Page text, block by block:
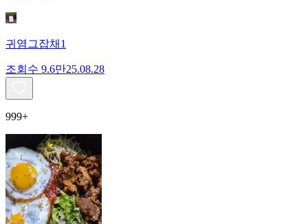
귀염그잡채1
조회수 9.6만25.08.28
999+